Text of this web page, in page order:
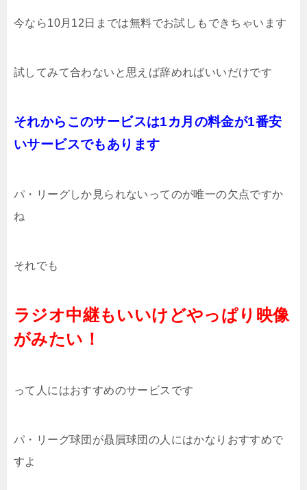
今なら10月12日までは無料でお試しもできちゃいます
試してみて合わないと思えば辞めればいいだけです
それからこのサービスは1カ月の料金が1番安
いサービスでもあります
パ・リーグしか見られないってのが唯一の欠点ですか
ね
それでも
ラジオ中継もいいけどやっぱり映像
がみたい！
って人にはおすすめのサービスです
パ・リーグ球団が贔屓球団の人にはかなりおすすめで
すよ